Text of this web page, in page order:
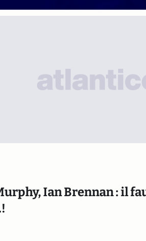
Ian Brennan : il